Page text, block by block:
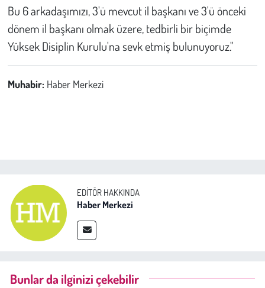
Bu 6 arkadaşımızı, 3'ü mevcut il başkanı ve 3'ü önceki
dönem il başkanı olmak üzere, tedbirli bir biçimde
Yüksek Disiplin Kurulu'na sevk etmiş bulunuyoruz."
Muhabir: Haber Merkezi
EDITÖR HAKKINDA
Haber Merkezi
Bunlar da ilginizi çekebilir